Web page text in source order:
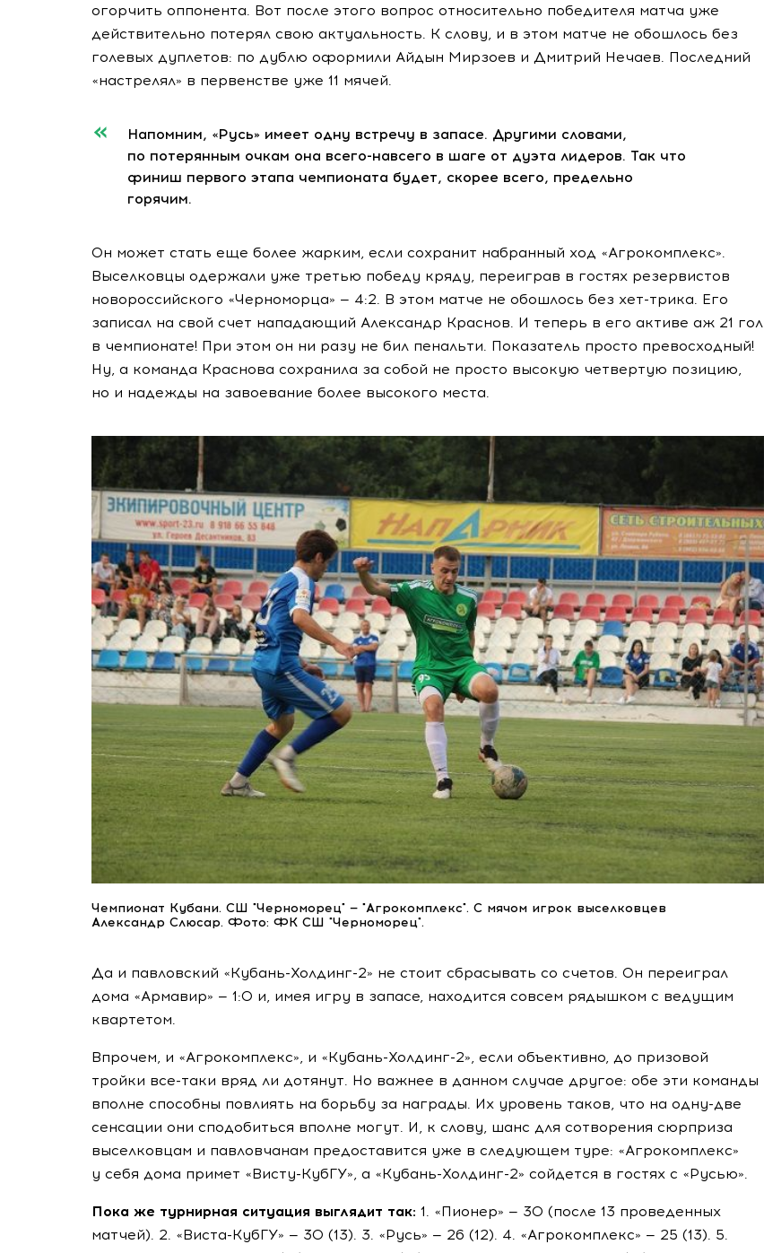
огорчить оппонента. Вот после этого вопрос относительно победителя матча уже
действительно потерял свою актуальность. К слову, и в этом матче не обошлось без
голевых дуплетов: по дублю оформили Айдын Мирзоев и Дмитрий Нечаев. Последний
«настрелял» в первенстве уже 11 мячей.
Напомним, «Русь» имеет одну встречу в запасе. Другими словами,
по потерянным очкам она всего-навсего в шаге от дуэта лидеров. Так что
финиш первого этапа чемпионата будет, скорее всего, предельно
горячим.
Он может стать еще более жарким, если сохранит набранный ход «Агрокомплекс».
Выселковцы одержали уже третью победу кряду, переиграв в гостях резервистов
новороссийского «Черноморца» — 4:2. В этом матче не обошлось без хет-трика. Его
записал на свой счет нападающий Александр Краснов. И теперь в его активе аж 21 гол
в чемпионате! При этом он ни разу не бил пенальти. Показатель просто превосходный!
Ну, а команда Краснова сохранила за собой не просто высокую четвертую позицию,
но и надежды на завоевание более высокого места.
Чемпионат Кубани. СШ "Черноморец" — "Агрокомплекс". С мячом игрок выселковцев
Александр Слюсар. Фото: ФК СШ "Черноморец".
Да и павловский «Кубань-Холдинг-2» не стоит сбрасывать со счетов. Он переиграл
дома «Армавир» — 1:0 и, имея игру в запасе, находится совсем рядышком с ведущим
квартетом.
Впрочем, и «Агрокомплекс», и «Кубань-Холдинг-2», если объективно, до призовой
тройки все-таки вряд ли дотянут. Но важнее в данном случае другое: обе эти команды
вполне способны повлиять на борьбу за награды. Их уровень таков, что на одну-две
сенсации они сподобиться вполне могут. И, к слову, шанс для сотворения сюрприза
выселковцам и павловчанам предоставится уже в следующем туре: «Агрокомплекс»
у себя дома примет «Висту-КубГУ», а «Кубань-Холдинг-2» сойдется в гостях с «Русью».
Пока же турнирная ситуация выглядит так: 1. «Пионер» — 30 (после 13 проведенных
матчей). 2. «Виста-КубГУ» — 30 (13). 3. «Русь» — 26 (12). 4. «Агрокомплекс» — 25 (13). 5.